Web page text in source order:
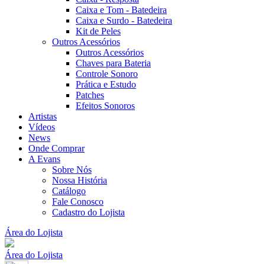
Caixa e Tom - Batedeira
Caixa e Surdo - Batedeira
Kit de Peles
Outros Acessórios
Outros Acessórios
Chaves para Bateria
Controle Sonoro
Prática e Estudo
Patches
Efeitos Sonoros
Artistas
Vídeos
News
Onde Comprar
A Evans
Sobre Nós
Nossa História
Catálogo
Fale Conosco
Cadastro do Lojista
Área do Lojista
Área do Lojista